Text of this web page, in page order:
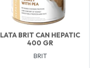
LATA BRIT CAN HEPATIC
400 GR
BRIT